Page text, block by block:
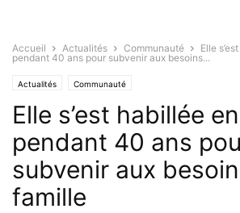
Accueil Actualités Communauté
Elle
pendant 40 ans pour subvenir aux besoins...
Actualités Communauté
Elle s’est habillée
pendant 40 ans
subvenir aux
famille